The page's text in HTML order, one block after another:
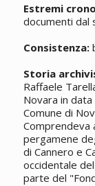
Estremi
documenti dal
Consistenza:
Storia
Raffaele
Novara in
Comune di
Comprendeva
pergamene
di Cannero e
occidentale
parte del